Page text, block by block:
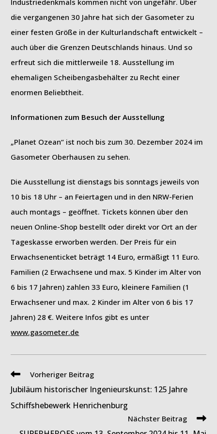
Industriedenkmals kommen nicht von ungefähr. Über
die vergangenen 30 Jahre hat sich der Gasometer zu
einer festen Größe in der Kulturlandschaft entwickelt –
auch über die Grenzen Deutschlands hinaus. Und so
erfreut sich die mittlerweile 18. Ausstellung im
ehemaligen Scheibengasbehälter zu Recht einer
enormen Beliebtheit.
Informationen zum Besuch der Ausstellung
„Planet Ozean“ ist noch bis zum 30. Dezember 2024 im
Gasometer Oberhausen zu sehen.
Die Ausstellung ist dienstags bis sonntags jeweils von
10 bis 18 Uhr – an Feiertagen und in den NRW-Ferien
auch montags – geöffnet. Tickets können über den
neuen Online-Shop bestellt oder direkt vor Ort an der
Tageskasse erworben werden. Der Preis für ein
Erwachsenenticket beträgt 14 Euro, ermäßigt 11 Euro.
Familien (2 Erwachsene und max. 5 Kinder im Alter von
6 bis 17 Jahren) zahlen 33 Euro, kleinere Familien (1
Erwachsener und max. 2 Kinder im Alter von 6 bis 17
Jahren) 28 €. Weitere Infos gibt es unter
www.gasometer.de
Weitere
ansehen
Vorheriger Beitrag
Jubiläum historischer Ingenieurskunst: 125 Jahre
Schiffshebewerk Henrichenburg
Nächster Beitrag